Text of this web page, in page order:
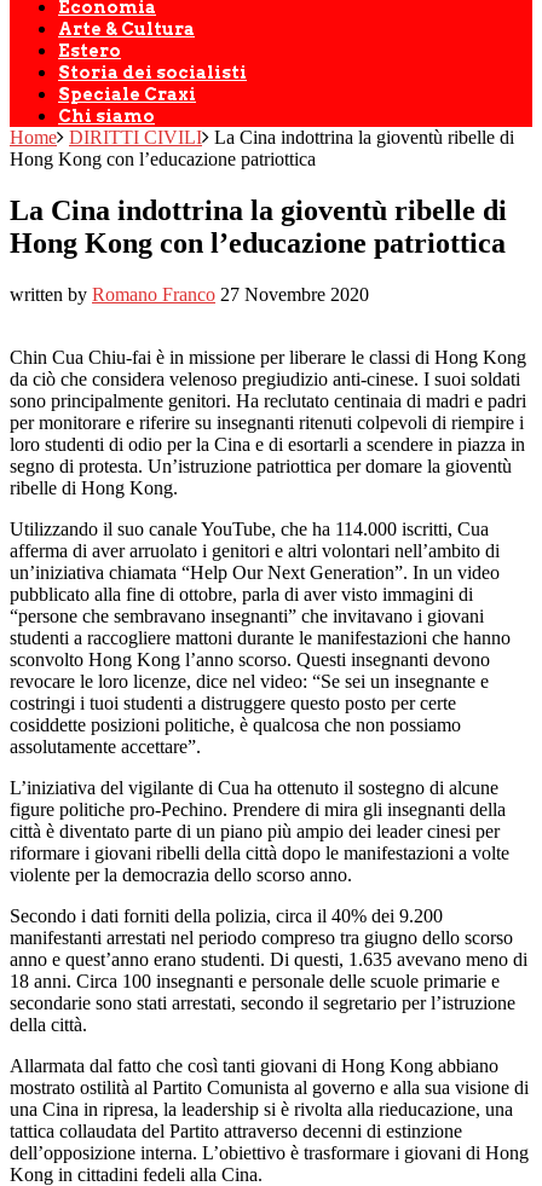
Economia
Arte & Cultura
Estero
Storia dei socialisti
Speciale Craxi
Chi siamo
Home DIRITTI CIVILI La Cina indottrina la gioventù ribelle di
Hong Kong con l’educazione patriottica
La Cina indottrina la gioventù ribelle di
Hong Kong con l’educazione patriottica
written by Romano Franco 27 Novembre 2020
Chin Cua Chiu-fai è in missione per liberare le classi di Hong Kong
da ciò che considera velenoso pregiudizio anti-cinese. I suoi soldati
sono principalmente genitori. Ha reclutato centinaia di madri e padri
per monitorare e riferire su insegnanti ritenuti colpevoli di riempire i
loro studenti di odio per la Cina e di esortarli a scendere in piazza in
segno di protesta. Un’istruzione patriottica per domare la gioventù
ribelle di Hong Kong.
Utilizzando il suo canale YouTube, che ha 114.000 iscritti, Cua
afferma di aver arruolato i genitori e altri volontari nell’ambito di
un’iniziativa chiamata “Help Our Next Generation”. In un video
pubblicato alla fine di ottobre, parla di aver visto immagini di
“persone che sembravano insegnanti” che invitavano i giovani
studenti a raccogliere mattoni durante le manifestazioni che hanno
sconvolto Hong Kong l’anno scorso. Questi insegnanti devono
revocare le loro licenze, dice nel video: “Se sei un insegnante e
costringi i tuoi studenti a distruggere questo posto per certe
cosiddette posizioni politiche, è qualcosa che non possiamo
assolutamente accettare”.
L’iniziativa del vigilante di Cua ha ottenuto il sostegno di alcune
figure politiche pro-Pechino. Prendere di mira gli insegnanti della
città è diventato parte di un piano più ampio dei leader cinesi per
riformare i giovani ribelli della città dopo le manifestazioni a volte
violente per la democrazia dello scorso anno.
Secondo i dati forniti della polizia, circa il 40% dei 9.200
manifestanti arrestati nel periodo compreso tra giugno dello scorso
anno e quest’anno erano studenti. Di questi, 1.635 avevano meno di
18 anni. Circa 100 insegnanti e personale delle scuole primarie e
secondarie sono stati arrestati, secondo il segretario per l’istruzione
della città.
Allarmata dal fatto che così tanti giovani di Hong Kong abbiano
mostrato ostilità al Partito Comunista al governo e alla sua visione di
una Cina in ripresa, la leadership si è rivolta alla rieducazione, una
tattica collaudata del Partito attraverso decenni di estinzione
dell’opposizione interna. L’obiettivo è trasformare i giovani di Hong
Kong in cittadini fedeli alla Cina.